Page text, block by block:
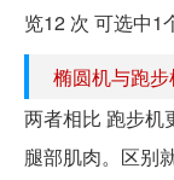
览12 次 可选中1
椭圆机与跑
两者相比 跑步机
腿部肌肉。区别